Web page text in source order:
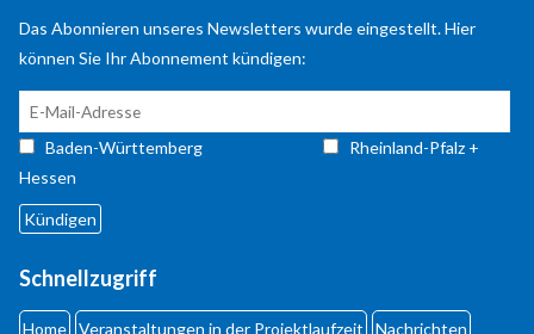
Das Abonnieren unseres Newsletters wurde eingestellt. Hier
können Sie Ihr Abonnement kündigen:
Baden-Württemberg
Rheinland-Pfalz +
Hessen
Schnellzugriff
Home Veranstaltungen in der Projektlaufzeit Nachrichten